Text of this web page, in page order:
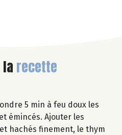
recette
5 min à feu doux les
émincés. Ajouter les
hachés finement, le thym